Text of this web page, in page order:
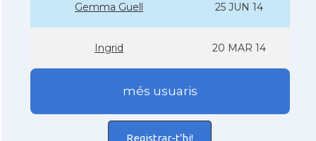
Gemma Guell 25 JUN 14
Ingrid 20 MAR 14
més usuaris
Registrar-t'hi!